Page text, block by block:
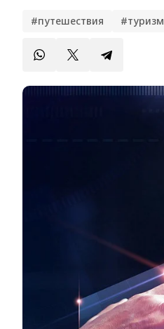
#путешествия #туризм